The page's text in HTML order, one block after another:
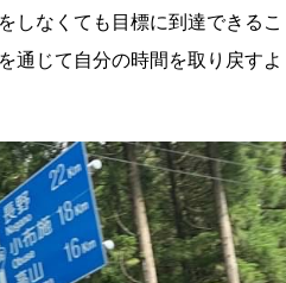
しなくても目標に到達できるこ
通じて自分の時間を取り戻すよ